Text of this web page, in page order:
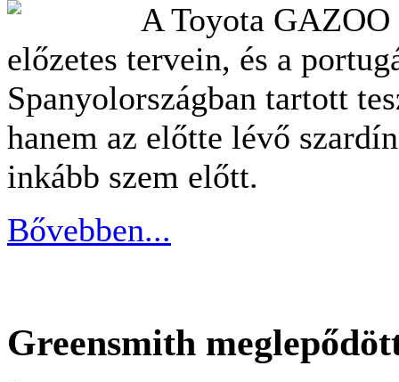
A Toyota
előzetes tervein, és a
Spanyolországban tartott
hanem az előtte lévő
inkább szem előtt.
Bővebben...
Greensmith